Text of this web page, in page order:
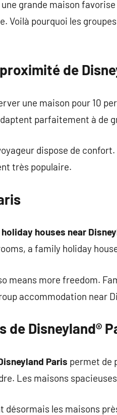
grande maison
Voilà pourquoi les
de
une maison pour 10
parfaitement à de
dispose de
très populaire.
holiday houses near
a family holiday
means more freedom.
accommodation near
de Disneyland®
Paris permet de
Les maisons
désormais les maisons